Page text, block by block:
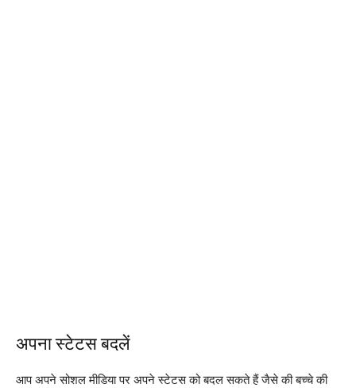
अपना स्टेटस बदलें
आप अपने सोशल मीडिया पर अपने स्टेटस को बदल सकते हैं जैसे की बच्चे की